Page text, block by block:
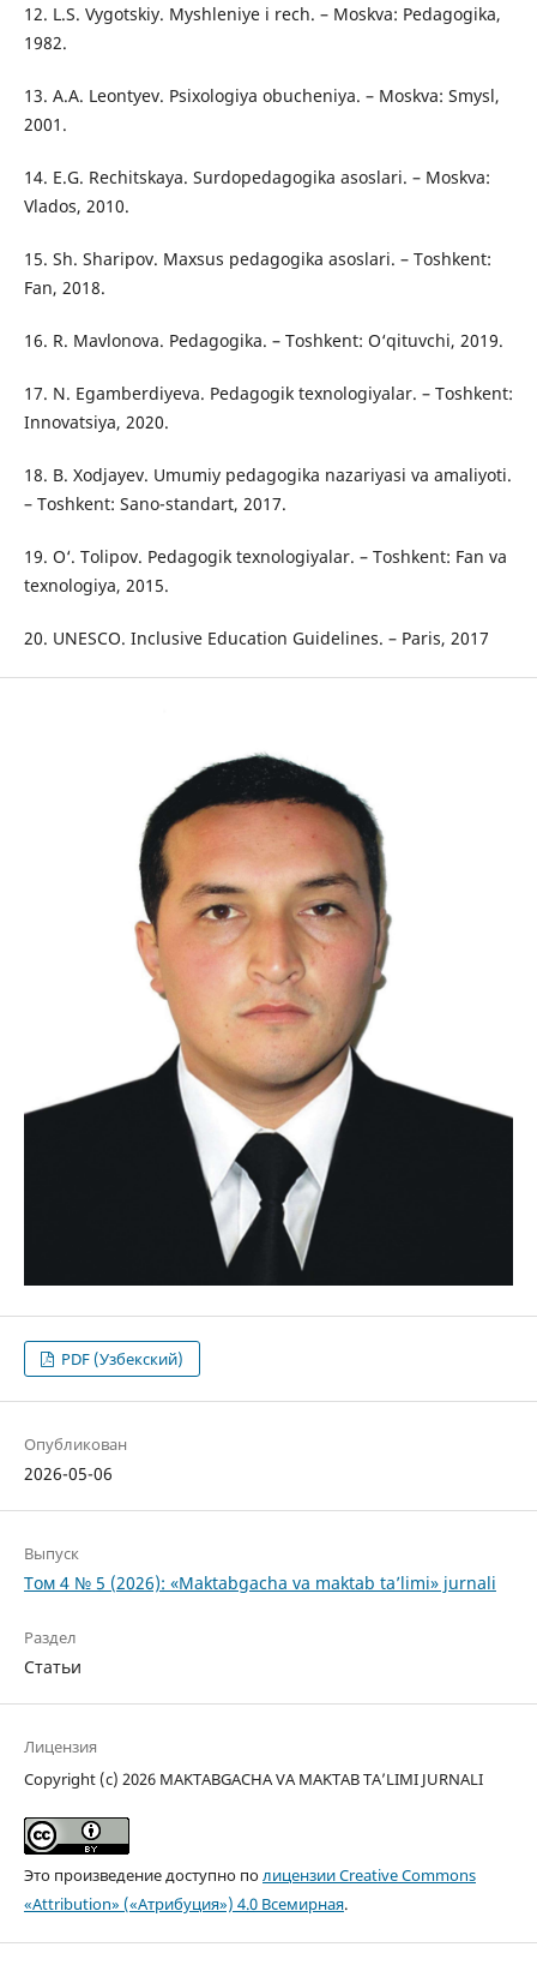
12. L.S. Vygotskiy. Myshleniye i rech. – Moskva: Pedagogika,
1982.
13. A.A. Leontyev. Psixologiya obucheniya. – Moskva: Smysl,
2001.
14. E.G. Rechitskaya. Surdopedagogika asoslari. – Moskva:
Vlados, 2010.
15. Sh. Sharipov. Maxsus pedagogika asoslari. – Toshkent:
Fan, 2018.
16. R. Mavlonova. Pedagogika. – Toshkent: O‘qituvchi, 2019.
17. N. Egamberdiyeva. Pedagogik texnologiyalar. – Toshkent:
Innovatsiya, 2020.
18. B. Xodjayev. Umumiy pedagogika nazariyasi va amaliyoti.
– Toshkent: Sano-standart, 2017.
19. O‘. Tolipov. Pedagogik texnologiyalar. – Toshkent: Fan va
texnologiya, 2015.
20. UNESCO. Inclusive Education Guidelines. – Paris, 2017
PDF (Узбекский)
Опубликован
2026-05-06
Выпуск
Том 4 № 5 (2026): «Maktabgacha va maktab ta’limi» jurnali
Раздел
Статьи
Лицензия
Copyright (c) 2026 MAKTABGACHA VA MAKTAB TA’LIMI JURNALI
Это произведение доступно полицензии Creative Commons
«Attribution» («Атрибуция») 4.0 Всемирная.